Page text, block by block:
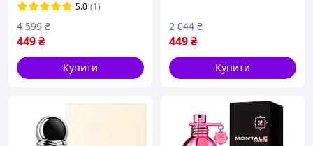
5.0 (1)
449₴
4 599 ₴
Купити
449₴
2 044 ₴
Купити